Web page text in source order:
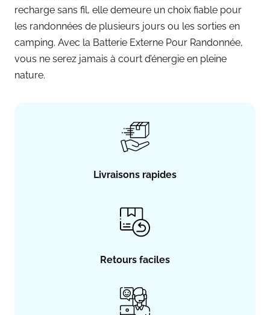
recharge sans fil, elle demeure un choix fiable pour
les randonnées de plusieurs jours ou les sorties en
camping. Avec la Batterie Externe Pour Randonnée,
vous ne serez jamais à court d’énergie en pleine
nature.
Livraisons rapides
Retours faciles